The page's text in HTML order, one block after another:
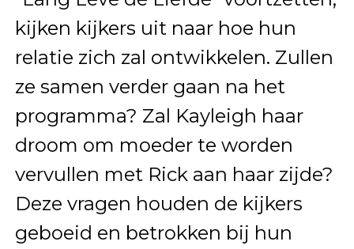
kijken kijkers uit naar hoe hun
relatie zich zal ontwikkelen. Zullen
ze samen verder gaan na het
programma? Zal Kayleigh haar
droom om moeder te worden
vervullen met Rick aan haar zijde?
Deze vragen houden de kijkers
geboeid en betrokken bij hun